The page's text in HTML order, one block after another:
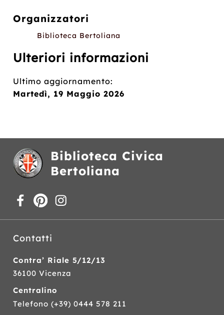
Organizzatori
Biblioteca Bertoliana
Ulteriori informazioni
Ultimo aggiornamento:
Martedì, 19 Maggio 2026
Biblioteca Civica
Bertoliana
Contatti
Contra’ Riale 5/12/13
36100 Vicenza
Centralino
Telefono(+39) 0444 578 211